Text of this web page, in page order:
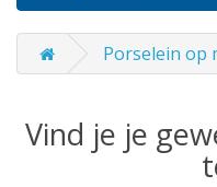
Porselein op
Vind je je